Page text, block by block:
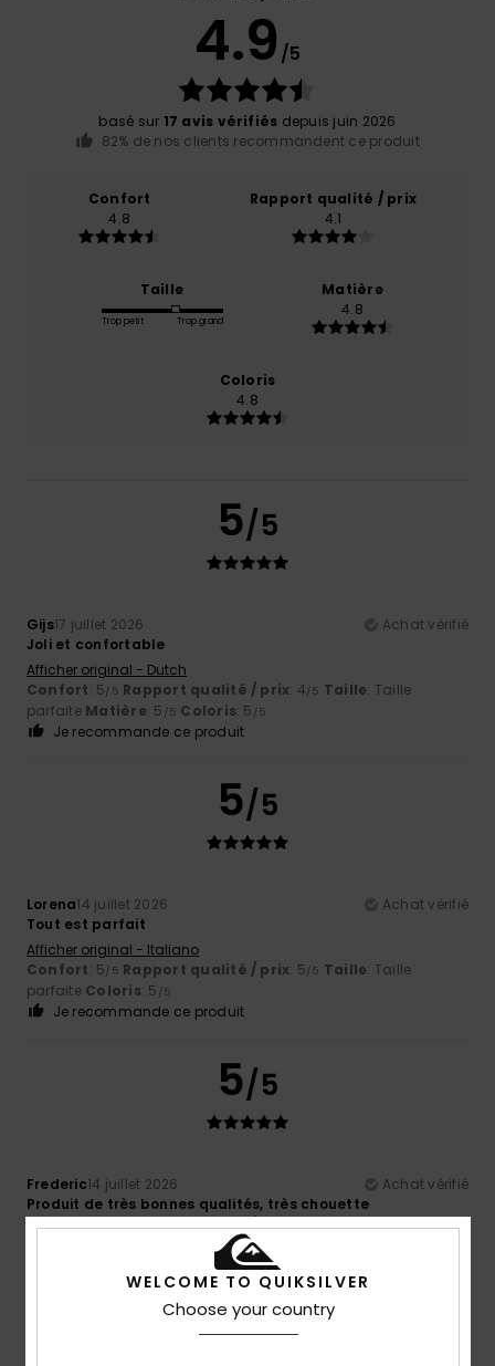
4.9 /5
basé sur 17 avis vérifiés depuis juin 2026
82% de nos clients recommandent ce produit
Confort
4.8
Rapport qualité / prix
4.1
Taille
Trop petit Trop grand
Matière
4.8
Coloris
4.8
5/5
Gijs17 juillet 2026
Achat vérifié
Joli et confortable
Afficher original - Dutch
Confort: 5/5 Rapport qualité / prix: 4/5 Taille: Taille
parfaite Matière: 5 /5 Coloris: 5 /5
Je recommande ce produit
5/5
Lorena14 juillet 2026
Achat vérifié
Tout est parfait
Afficher original - Italiano
Confort: 5/5 Rapport qualité / prix: 5/5 Taille: Taille
parfaite Coloris: 5 /5
Je recommande ce produit
5/5
Frederic14 juillet 2026
Achat vérifié
Produit de très bonnes qualités, très chouette
Confort: 5/5 Rapport qualité / prix: 5/5 Taille: Taille
Coloris: 5/5
Je recommande ce produit
3/5
WELCOME TO QUIKSILVER
Choose your country